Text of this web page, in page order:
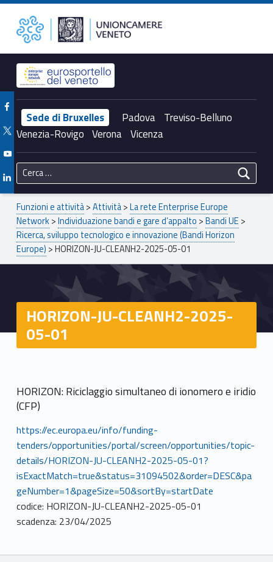
HORIZON-JU-CLEANH2-2025-05-01 – Unioncamere del Veneto Unioncamere del Veneto
Header info sidebar
Sede di Bruxelles Padova Treviso-Belluno
Venezia-Rovigo Verona Vicenza
Facebook Unioncamere Veneto
Twitter Unioncamere Veneto
Youtube Unioncamere Veneto
Linkedin Unioncamere Veneto
Ricerca per:
Breadcrumbs navigation
Funzioni e attività>Attività>La rete Enterprise Europe
Network>Individuazione bandi e gare d’appalto >Bandi UE >
Ricerca, sviluppo tecnologico e innovazione (Bandi Horizon
Europe) >HORIZON-JU-CLEANH2-2025-05-01
HORIZON-JU-CLEANH2-2025-
05-01
HORIZON: Riciclaggio simultaneo di ionomero e iridio
(CFP)
https://ec.europa.eu/info/funding-
tenders/opportunities/portal/screen/opportunities/topic-
details/HORIZON-JU-CLEANH2-2025-05-01?
isExactMatch=true&status=31094502&order=DESC&pa
geNumber=1&pageSize=50&sortBy=startDate
codice: HORIZON-JU-CLEANH2-2025-05-01
scadenza: 23/04/2025